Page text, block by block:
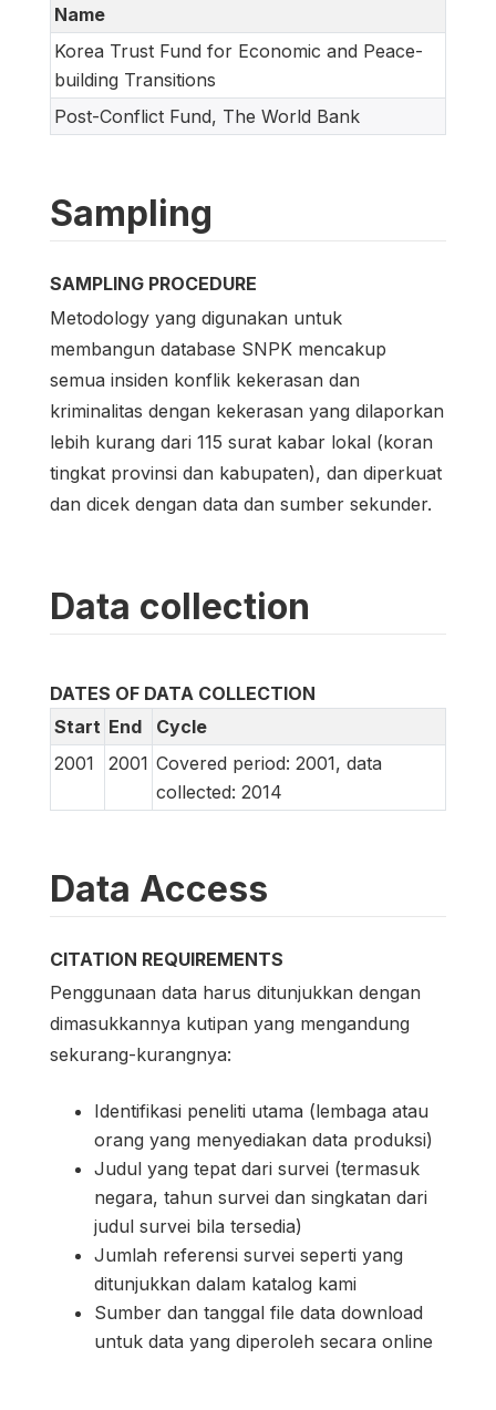
Name
Korea Trust Fund for Economic and Peace-
building Transitions
Post-Conflict Fund, The World Bank
Sampling
SAMPLING PROCEDURE
Metodology yang digunakan untuk
membangun database SNPK mencakup
semua insiden konflik kekerasan dan
kriminalitas dengan kekerasan yang dilaporkan
lebih kurang dari 115 surat kabar lokal (koran
tingkat provinsi dan kabupaten), dan diperkuat
dan dicek dengan data dan sumber sekunder.
Data collection
DATES OF DATA COLLECTION
Start End
Cycle
2001
2001 Covered period: 2001, data
collected: 2014
Data Access
CITATION REQUIREMENTS
Penggunaan data harus ditunjukkan dengan
dimasukkannya kutipan yang mengandung
sekurang-kurangnya:
Identifikasi peneliti utama (lembaga atau
orang yang menyediakan data produksi)
Judul yang tepat dari survei (termasuk
negara, tahun survei dan singkatan dari
judul survei bila tersedia)
Jumlah referensi survei seperti yang
ditunjukkan dalam katalog kami
Sumber dan tanggal file data download
untuk data yang diperoleh secara online